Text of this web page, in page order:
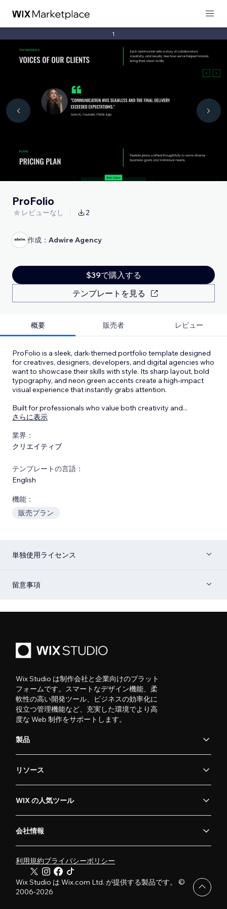
1
ProFolio
レビューなし 2
作成： Adwire Agency
$39で購入する
テンプレートを見る
概要 販売者 レビュー
ProFolio is a sleek, dark-themed portfolio template designed
for creatives, designers, developers, and digital agencies who
want to showcase their skills with style. Its sharp layout, bold
typography, and neon green accents create a high-impact
visual experience that instantly grabs attention.
Built for professionals who value both creativity and...
さらに表示
業界：
クリエイティブ
テンプレートの言語：
English
機能：
販売プラン
単独使用ライセンス
留意事項
Wix Studio は制作会社と企業向けのプラット
フォームです。スマートなデザイン機能、柔
軟性の高い開発ツール、ビジネスの効率化に
役立つ管理機能など、充実した環境でより高
度な Web 制作をサポートします。
製品
リソース
WIX の人気ツール
会社情報
利用規約プライバシーポリシー
Wix Studio は Wix.com Ltd. が提供する製品です。 ©
2006-2026